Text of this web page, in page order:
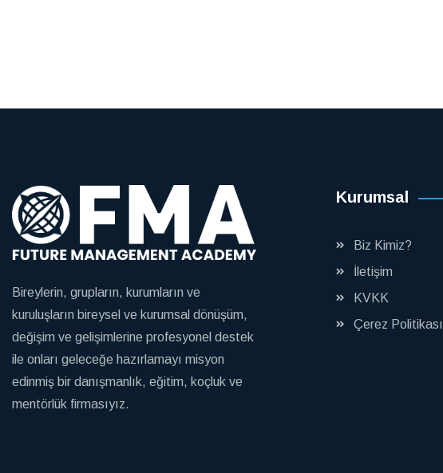
Bireylerin, grupların, kurumların ve
kuruluşların bireysel ve kurumsal dönüşüm,
değişim ve gelişimlerine profesyonel destek
ile onları geleceğe hazırlamayı misyon
edinmiş bir danışmanlık, eğitim, koçluk ve
mentörlük firmasıyız.
Kurumsal
Biz Kimiz?
İletişim
KVKK
Çerez Politikası